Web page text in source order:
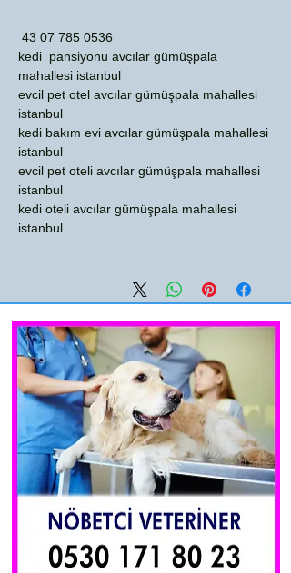
0536 785 07 43
kedi pansiyonu avcılar gümüşpala
mahallesi istanbul
evcil pet otel avcılar gümüşpala mahallesi
istanbul
kedi bakım evi avcılar gümüşpala mahallesi
istanbul
evcil pet oteli avcılar gümüşpala mahallesi
istanbul
kedi oteli avcılar gümüşpala mahallesi
istanbul